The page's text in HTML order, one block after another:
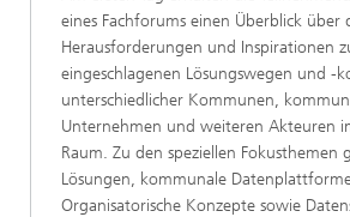
eines Fachforums einen Überblick über
Herausforderungen und Inspirationen
eingeschlagenen Lösungswegen und -
unterschiedlicher Kommunen,
Unternehmen und weiteren Akteuren
Raum. Zu den speziellen Fokusthemen
Lösungen, kommunale
Organisatorische Konzepte sowie